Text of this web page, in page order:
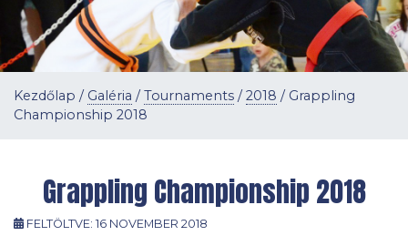
Kezdőlap / Galéria /Tournaments /2018 / Grappling
Championship 2018
Grappling Championship 2018
FELTÖLTVE:16 NOVEMBER 2018